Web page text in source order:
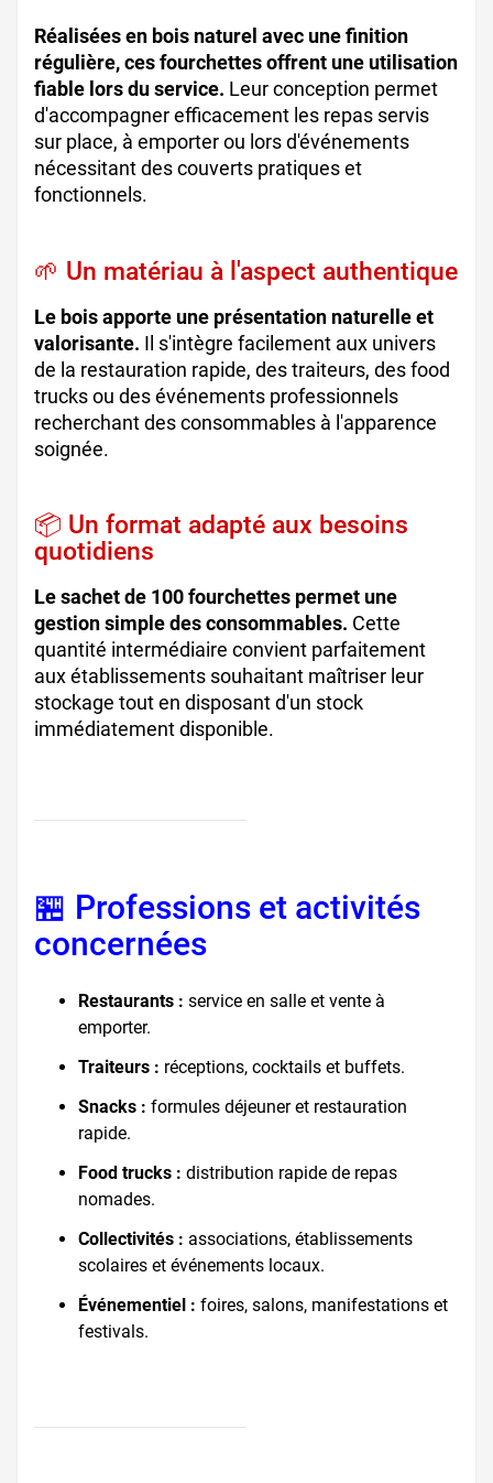
Réalisées en bois naturel avec une finition
régulière, ces fourchettes offrent une utilisation
fiable lors du service. Leur conception permet
d'accompagner efficacement les repas servis
sur place, à emporter ou lors d'événements
nécessitant des couverts pratiques et
fonctionnels.
🌱 Un matériau à l'aspect authentique
Le bois apporte une présentation naturelle et
valorisante. Il s'intègre facilement aux univers
de la restauration rapide, des traiteurs, des food
trucks ou des événements professionnels
recherchant des consommables à l'apparence
soignée.
📦 Un format adapté aux besoins
quotidiens
Le sachet de 100 fourchettes permet une
gestion simple des consommables. Cette
quantité intermédiaire convient parfaitement
aux établissements souhaitant maîtriser leur
stockage tout en disposant d'un stock
immédiatement disponible.
🏪 Professions et activités
concernées
Restaurants : service en salle et vente à
emporter.
Traiteurs : réceptions, cocktails et buffets.
Snacks : formules déjeuner et restauration
rapide.
Food trucks : distribution rapide de repas
nomades.
Collectivités : associations, établissements
scolaires et événements locaux.
Événementiel : foires, salons, manifestations et
festivals.